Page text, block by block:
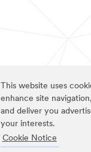
This website uses
enhance site
and deliver you
your interests.
Cookie Notice